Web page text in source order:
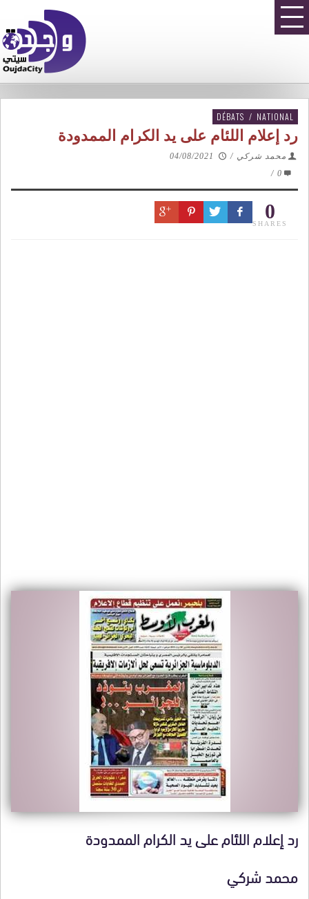
DÉBATS / NATIONAL
رد إعلام اللئام على يد الكرام الممدودة
محمد شركي /
04/08/2021
0
/
0
SHARES
رد إعلام اللئام على يد الكرام الممدودة
محمد شركي